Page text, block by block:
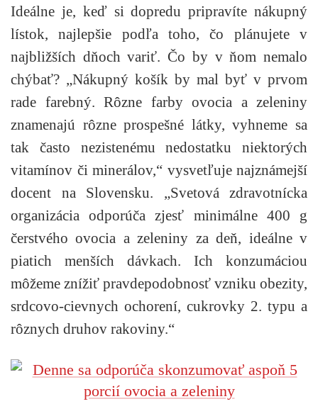
Ideálne je, keď si dopredu pripravíte nákupný
lístok, najlepšie podľa toho, čo plánujete v
najbližších dňoch variť. Čo by v ňom nemalo
chýbať? „Nákupný košík by mal byť v prvom
rade farebný. Rôzne farby ovocia a zeleniny
znamenajú rôzne prospešné látky, vyhneme sa
tak často nezistenému nedostatku niektorých
vitamínov či minerálov,“ vysvetľuje najznámejší
docent na Slovensku. „Svetová zdravotnícka
organizácia odporúča zjesť minimálne 400 g
čerstvého ovocia a zeleniny za deň, ideálne v
piatich menších dávkach. Ich konzumáciou
môžeme znížiť pravdepodobnosť vzniku obezity,
srdcovo-cievnych ochorení, cukrovky 2. typu a
rôznych druhov rakoviny.“